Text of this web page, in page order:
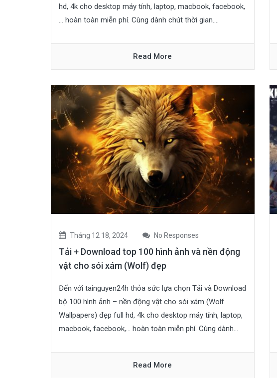
hd, 4k cho desktop máy tính, laptop, macbook, facebook,
… hoàn toàn miễn phí. Cùng dành chút thời gian....
Read More
Tháng 12 18, 2024 No Responses
Tải + Download top 100 hình ảnh và nền động
vật cho sói xám (Wolf) đẹp
Đến với tainguyen24h thỏa sức lựa chọn Tải và Download
bộ 100 hình ảnh – nền động vật cho sói xám (Wolf
Wallpapers) đẹp full hd, 4k cho desktop máy tính, laptop,
macbook, facebook,… hoàn toàn miễn phí. Cùng dành...
Read More